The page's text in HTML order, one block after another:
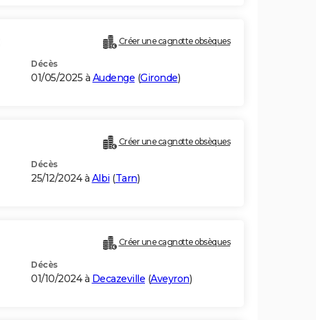
Créer une cagnotte obsèques
Décès
01/05/2025 à Audenge (Gironde)
Créer une cagnotte obsèques
Décès
25/12/2024 à Albi (Tarn)
Créer une cagnotte obsèques
Décès
01/10/2024 à Decazeville (Aveyron)